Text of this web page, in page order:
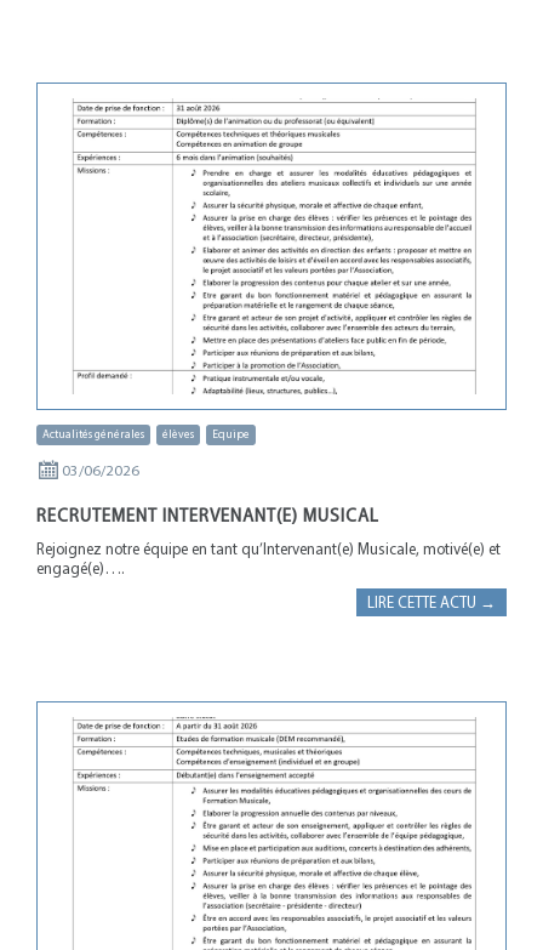
Actualités générales élèves Equipe
03/06/2026
RECRUTEMENT INTERVENANT(E) MUSICAL
Rejoignez notre équipe en tant qu’Intervenant(e) Musicale, motivé(e) et
engagé(e)….
LIRE CETTE ACTU →